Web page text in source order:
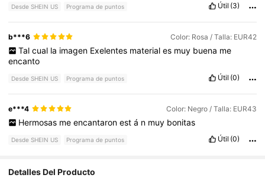
Desde SHEIN US Programa de puntos Útil (3)
b***6 Color: Rosa / Talla: EUR42
Tal cual la imagen Exelentes material es muy buena me
encanto
Desde SHEIN US Programa de puntos Útil (0)
e***4 Color: Negro / Talla: EUR43
Hermosas me encantaron est á n muy bonitas
Desde SHEIN US Programa de puntos Útil (0)
Detalles Del Producto